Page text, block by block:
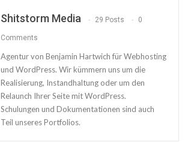
Shitstorm Media 29 Posts 0
Comments
Agentur von Benjamin Hartwich für Webhosting
und WordPress. Wir kümmern uns um die
Realisierung, Instandhaltung oder um den
Relaunch Ihrer Seite mit WordPress.
Schulungen und Dokumentationen sind auch
Teil unseres Portfolios.